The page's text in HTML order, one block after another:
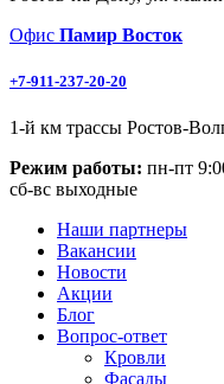
Офис Памир Восток
+7-911-237-20-20
1-й км трассы Ростов-
Режим работы: пн-пт
сб-вс выходные
Наши партнеры
Вакансии
Новости
Акции
Блог
Вопрос-ответ
Кровли
Фасады